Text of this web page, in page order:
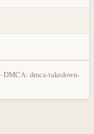
· DMCA: dmca-takedown-